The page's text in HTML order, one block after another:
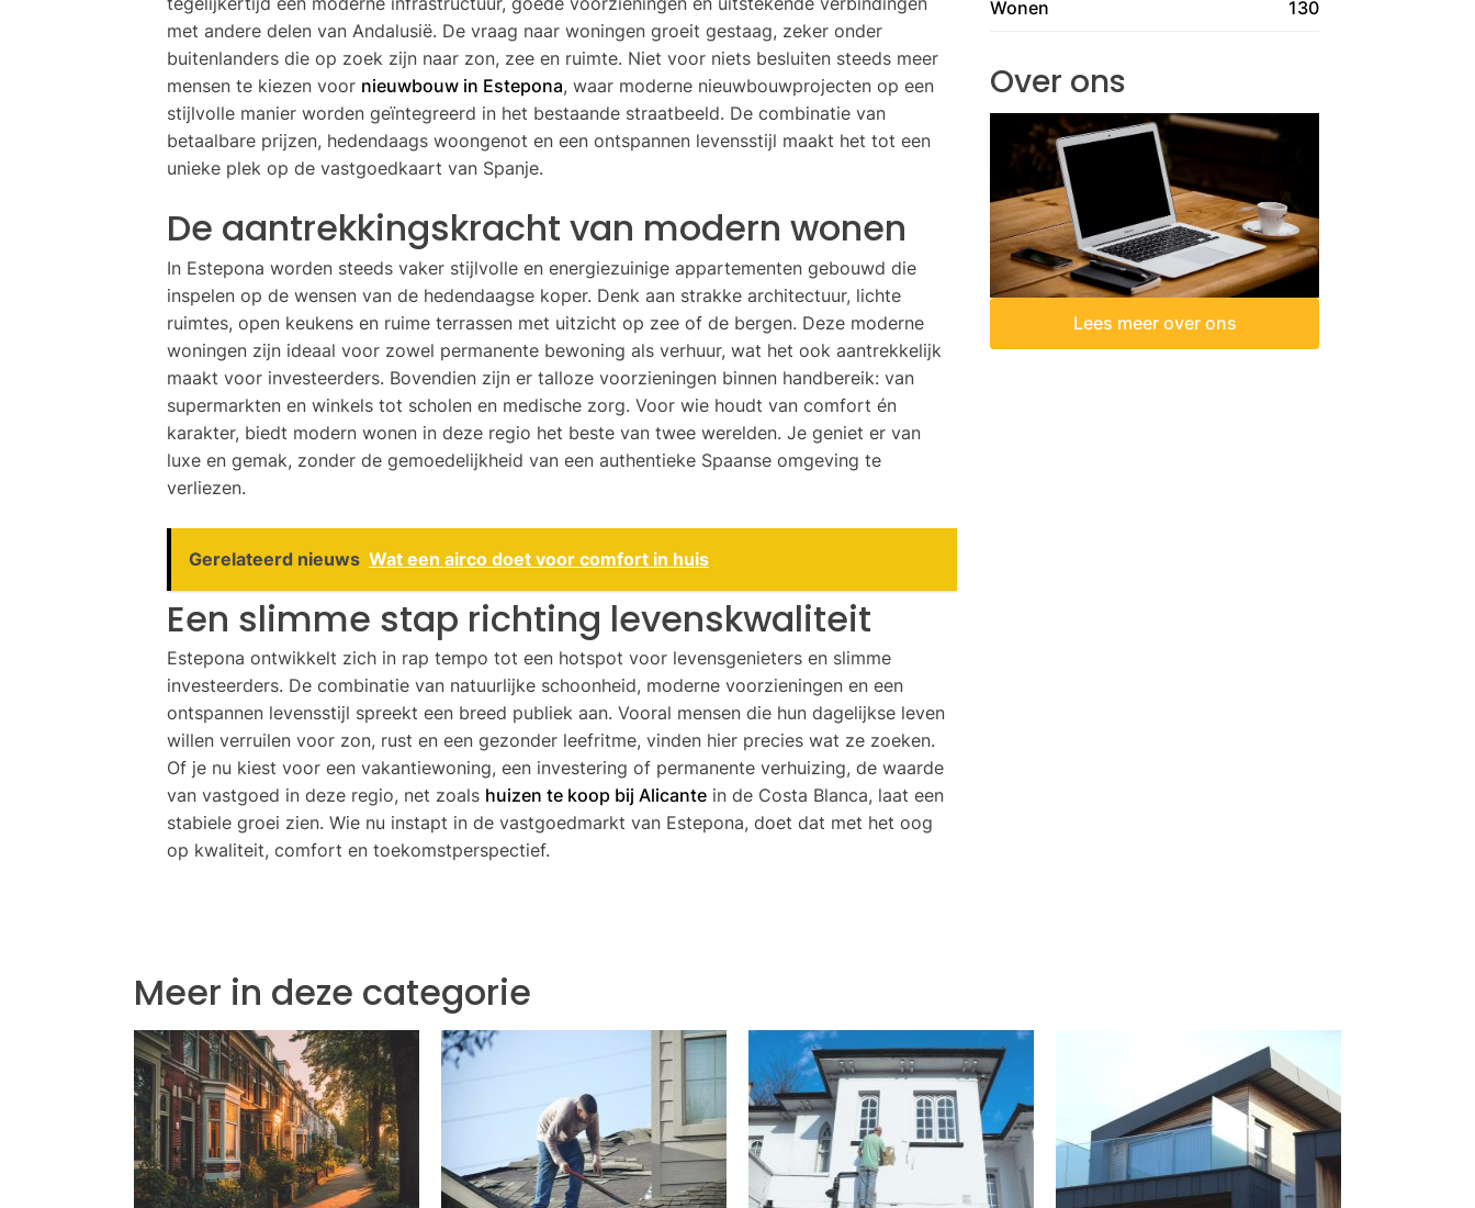
met andere delen van Andalusië. De vraag naar woningen groeit gestaag, zeker onder
buitenlanders die op zoek zijn naar zon, zee en ruimte. Niet voor niets besluiten steeds meer
mensen te kiezen voor nieuwbouw in Estepona, waar moderne nieuwbouwprojecten op een
stijlvolle manier worden geïntegreerd in het bestaande straatbeeld. De combinatie van
betaalbare prijzen, hedendaags woongenot en een ontspannen levensstijl maakt het tot een
unieke plek op de vastgoedkaart van Spanje.
De aantrekkingskracht van modern wonen
In Estepona worden steeds vaker stijlvolle en energiezuinige appartementen gebouwd die
inspelen op de wensen van de hedendaagse koper. Denk aan strakke architectuur, lichte
ruimtes, open keukens en ruime terrassen met uitzicht op zee of de bergen. Deze moderne
woningen zijn ideaal voor zowel permanente bewoning als verhuur, wat het ook aantrekkelijk
maakt voor investeerders. Bovendien zijn er talloze voorzieningen binnen handbereik: van
supermarkten en winkels tot scholen en medische zorg. Voor wie houdt van comfort én
karakter, biedt modern wonen in deze regio het beste van twee werelden. Je geniet er van
luxe en gemak, zonder de gemoedelijkheid van een authentieke Spaanse omgeving te
verliezen.
Gerelateerd nieuws Wat een airco doet voor comfort in huis
Een slimme stap richting levenskwaliteit
Estepona ontwikkelt zich in rap tempo tot een hotspot voor levensgenieters en slimme
investeerders. De combinatie van natuurlijke schoonheid, moderne voorzieningen en een
ontspannen levensstijl spreekt een breed publiek aan. Vooral mensen die hun dagelijkse leven
willen verruilen voor zon, rust en een gezonder leefritme, vinden hier precies wat ze zoeken.
Of je nu kiest voor een vakantiewoning, een investering of permanente verhuizing, de waarde
van vastgoed in deze regio, net zoals huizen te koop bij Alicante in de Costa Blanca, laat een
stabiele groei zien. Wie nu instapt in de vastgoedmarkt van Estepona, doet dat met het oog
op kwaliteit, comfort en toekomstperspectief.
Wonen 130
Over ons
Lees meer over ons
Meer in deze categorie